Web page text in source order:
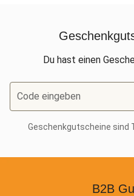
Du hast einen
Code eingeben
Geschenkgutscheine sind
B2B